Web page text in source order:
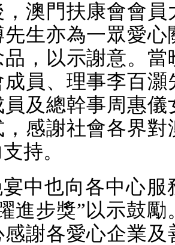
，澳門扶康會會員
先生亦為一眾愛心
，以示謝意。當
成員、理事李百灝
及總幹事周惠儀
感謝社會各界對
持。
中也向各中心服
進步獎”以示鼓勵
感謝各愛心企業及